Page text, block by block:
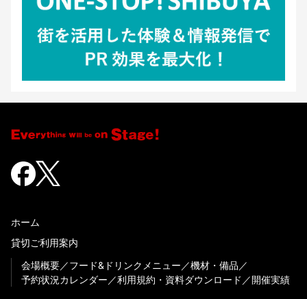
ホーム
貸切ご利用案内
会場概要
フード&ドリンクメニュー
機材・備品
予約状況カレンダー
利用規約・資料ダウンロード 開催実績